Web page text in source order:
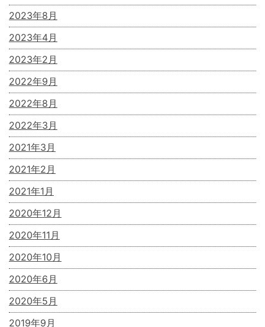
2023年8月
2023年4月
2023年2月
2022年9月
2022年8月
2022年3月
2021年3月
2021年2月
2021年1月
2020年12月
2020年11月
2020年10月
2020年6月
2020年5月
2019年9月